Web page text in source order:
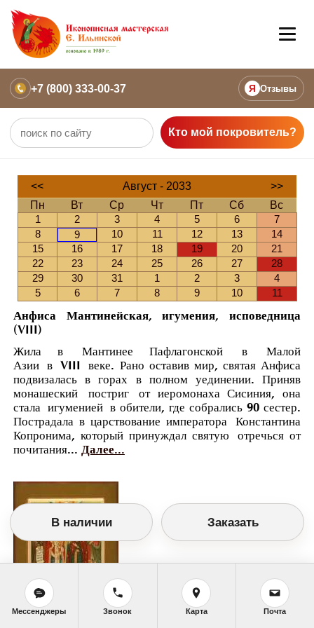
+7 (800) 333-00-37 Я Отзывы
Кто мой покровитель?
<< Август - 2033
>>
Пн
Вт Ср Чт Пт Сб
Вс
1
2 3 4 5 6
7
8
9 10 11 12 13
14
15
16 17 18 19 20
21
22
23 24 25 26 27
28
29
30 31 1 2 3
4
5
6 7 8 9 10 11
Анфиса Мантинейская, игумения, исповедница
(VIII)
Жила в Мантинее Пафлагонской в Малой
Азии в VIII веке. Рано оставив мир, святая Анфиса
подвизалась в горах в полном уединении. Приняв
монашеский постриг от иеромонаха Сисиния, она
стала игуменией в обители, где собрались 90 сестер.
Пострадала в царствование императора Константина
Копронима, который принуждал святую отречься от
почитания... Далее...
В наличии Заказать
Мессенджеры Звонок Карта Почта